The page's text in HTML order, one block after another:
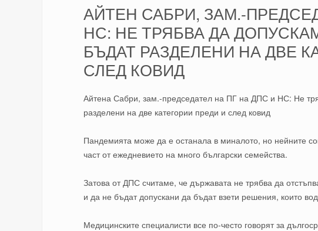
АЙТЕН САБРИ, ЗАМ.-
НС: НЕ ТРЯБВА ДА
БЪДАТ РАЗДЕЛЕНИ НА ДВЕ
СЛЕД КОВИД
Айтена Сабри, зам.-председател на ПГ на ДПС и НС: Не
разделени на две категории преди и след ковид
Пандемията може да е останала в миналото, но нейните
част от ежедневието на много български семейства.
Затова от ДПС считаме, че държавата не трябва да
и да не бъдат допускани да бъдат взети решения, които
Медицинските специалисти все по-често говорят за